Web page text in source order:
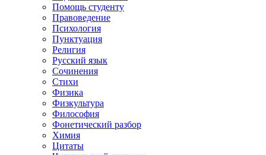
Помощь студенту
Правоведение
Психология
Пунктуация
Религия
Русский язык
Сочинения
Стихи
Физика
Физкультура
Философия
Фонетический разбор
Химия
Цитаты